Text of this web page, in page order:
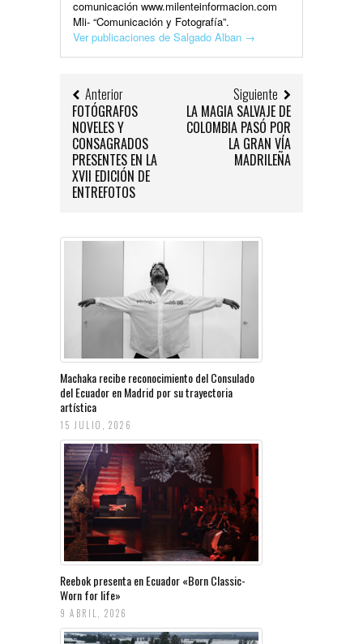
comunicación www.milenteinformacion.com
Mli- “Comunicación y Fotografía”.
Ver publicaciones de Salgado Alban →
Anterior
FOTÓGRAFOS
NOVELES Y
CONSAGRADOS
PRESENTES EN LA
XVII EDICIÓN DE
ENTREFOTOS
Siguiente
LA MAGIA SALVAJE DE
COLOMBIA PASÓ POR
LA GRAN VÍA
MADRILEÑA
Machaka recibe reconocimiento del Consulado
del Ecuador en Madrid por su trayectoria
artística
15 JULIO, 2026
Reebok presenta en Ecuador «Born Classic-
Worn for life»
9 ABRIL, 2026